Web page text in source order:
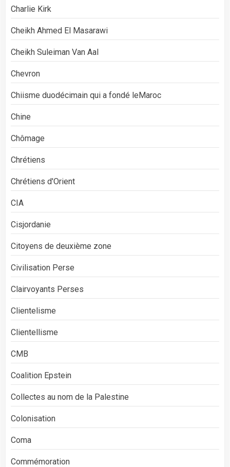
Charlie Kirk
Cheikh Ahmed El Masarawi
Cheikh Suleiman Van Aal
Chevron
Chiisme duodécimain qui a fondé leMaroc
Chine
Chômage
Chrétiens
Chrétiens d'Orient
CIA
Cisjordanie
Citoyens de deuxième zone
Civilisation Perse
Clairvoyants Perses
Clientelisme
Clientellisme
CMB
Coalition Epstein
Collectes au nom de la Palestine
Colonisation
Coma
Commémoration